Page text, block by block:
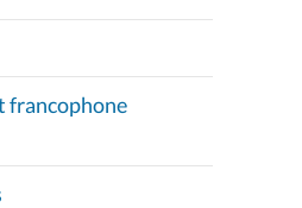
francophone